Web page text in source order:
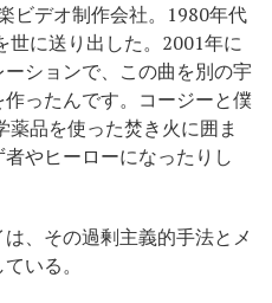
ビデオ制作会社。1980年代
世に送り出した。2001年に
ションで、この曲を別の宇
ったんです。コージーと僕
品を使った焚き火に囲ま
やヒーローになったりし
、その過剰主義的手法とメ
いる。